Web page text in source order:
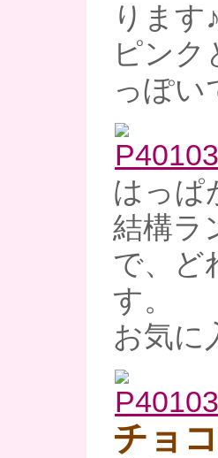
ります♪
ピンク
っぽい
はっぱ
結構ラ
で、ど
す。
お気に
チョコ